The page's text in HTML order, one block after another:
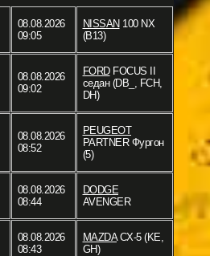
08.08.2026
09:05
NISSAN100 NX
(B13)
08.08.2026
09:02
FORDFOCUS II
седан (DB_, FCH,
DH)
08.08.2026
08:52
PEUGEOT
PARTNER Фургон
(5)
08.08.2026
08:44
DODGE
AVENGER
08.08.2026
08:43
MAZDACX-5 (KE,
GH)